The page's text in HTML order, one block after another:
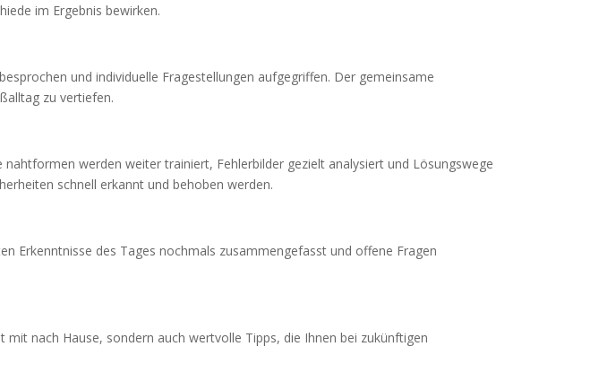
im Ergebnis bewirken.
und individuelle Fragestellungen aufgegriffen. Der gemeinsame
zu vertiefen.
werden weiter trainiert, Fehlerbilder gezielt analysiert und Lösungswege
schnell erkannt und behoben werden.
Erkenntnisse des Tages nochmals zusammengefasst und offene Fragen
nach Hause, sondern auch wertvolle Tipps, die Ihnen bei zukünftigen